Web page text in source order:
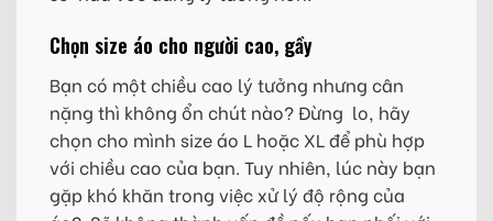
Chọn size áo cho người cao, gầy
Bạn có một chiều cao lý tưởng nhưng cân
nặng thì không ổn chút nào? Đừng lo, hãy
chọn cho mình size áo L hoặc XL để phù hợp
với chiều cao của bạn. Tuy nhiên, lúc này bạn
gặp khó khăn trong việc xử lý độ rộng của